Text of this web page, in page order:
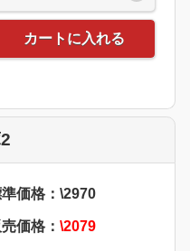
カートに入れる
価格：\2970
価格： \2079